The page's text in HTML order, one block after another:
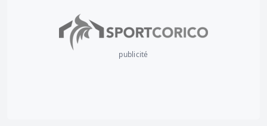
publicité